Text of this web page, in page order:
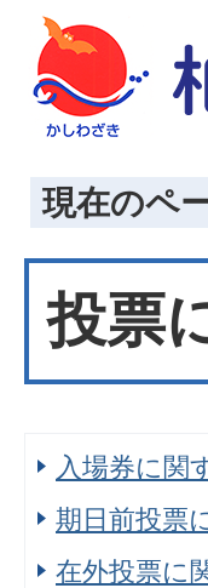
現在のペ
投票
入場券に関
期日前投票
在外投票に